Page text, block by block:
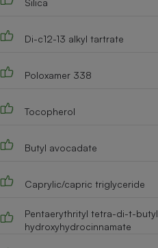
Di-c12-13 alkyl tartrate
Poloxamer 338
Tocopherol
Butyl avocadate
Caprylic/capric triglyceride
Pentaerythrityl tetra-di-t-butyl
hydroxyhydrocinnamate